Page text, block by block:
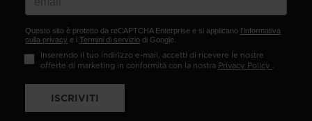
Questo sito è protetto da reCAPTCHA Enterprise e si applicano l'Informativa
sulla privacy e i Termini di servizio di Google.
Inserendo il tuo indirizzo e-mail, accetti di ricevere le nostre
offerte di marketing in conformità con la nostra Privacy Policy .
ISCRIVITI